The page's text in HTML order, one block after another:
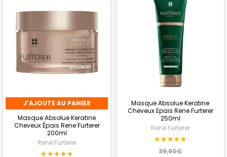
J'AJOUTE AU PANIER
Masque Absolue Keratine
Cheveux Épais Rene Furterer
200ml
René Furterer
Masque Absolue Keratine
Cheveux Epais Rene Furterer
250ml
René Furterer
39,90€